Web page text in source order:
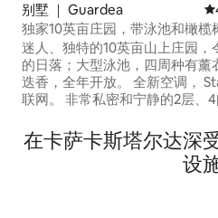
别墅 ｜ Guardea
独家10英亩庄园，带泳池和橄榄
迷人、独特的10英亩山上庄园，
的日落；大型泳池，四周种有薰
迭香，全年开放。 全新空调，
联网。 非常私密和宁静的2层、4间卧室、
设备齐全的厨房、户外用餐的门
亭、Weber烧烤、披萨烤箱、
在卡萨卡斯塔尔达深
设